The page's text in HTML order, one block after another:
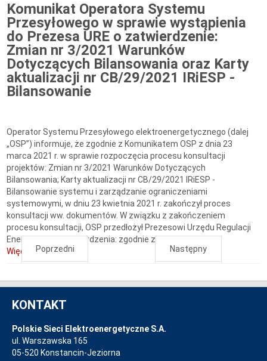
Komunikat Operatora Systemu
Przesyłowego w sprawie wystąpienia
do Prezesa URE o zatwierdzenie:
Zmian nr 3/2021 Warunków
Dotyczących Bilansowania oraz Karty
aktualizacji nr CB/29/2021 IRiESP -
Bilansowanie
Operator Systemu Przesyłowego elektroenergetycznego (dalej
„OSP”) informuje, że zgodnie z Komunikatem OSP z dnia 23
marca 2021 r. w sprawie rozpoczęcia procesu konsultacji
projektów: Zmian nr 3/2021 Warunków Dotyczących
Bilansowania; Karty aktualizacji nr CB/29/2021 IRiESP -
Bilansowanie systemu i zarządzanie ograniczeniami
systemowymi, w dniu 23 kwietnia 2021 r. zakończył proces
konsultacji ww. dokumentów. W związku z zakończeniem
procesu konsultacji, OSP przedłożył Prezesowi Urzędu Regulacji
Energetyki do zatwierdzenia: zgodnie z...
Więcej...Poprzedni Następny
KONTAKT
Polskie Sieci Elektroenergetyczne S.A.
ul. Warszawska 165
05-520 Konstancin-Jeziorna